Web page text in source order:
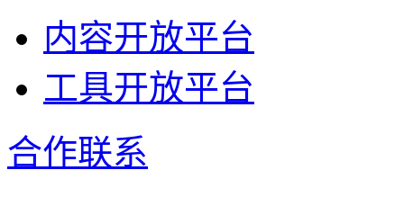
内容开放平台
工具开放平台
合作联系